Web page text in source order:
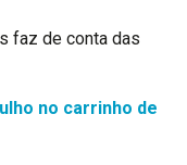
faz de conta das
no carrinho de